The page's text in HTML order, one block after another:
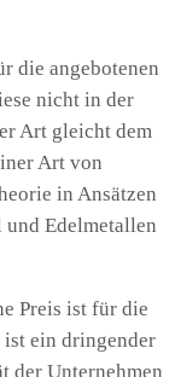
die angebotenen
nicht in der
Art gleicht dem
Art von
in Ansätzen
Edelmetallen
Preis ist für die
ein dringender
der Unternehmen